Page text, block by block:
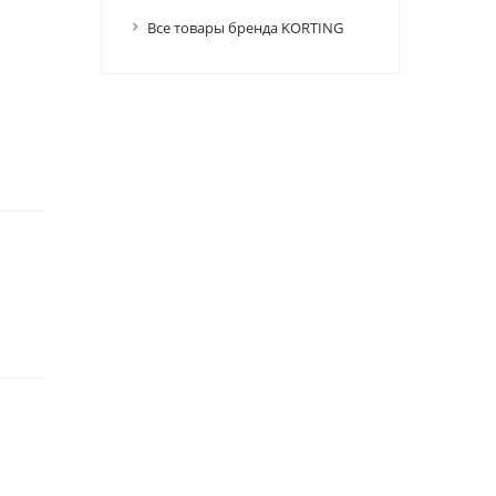
Все товары бренда KORTING